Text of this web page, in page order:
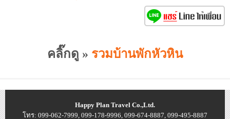
คลิ๊กดู » รวมบ้านพักหัวหิน
Happy Plan Travel Co.,Ltd.
โทร: 099-062-7999, 099-178-9996, 099-674-8887, 099-495-8887